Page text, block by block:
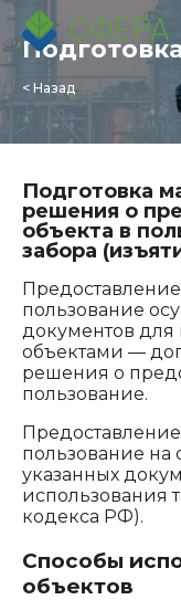
< Назад
Подготовка
решения о
объекта в
забора
пользование
документов
объектами —
решения о
пользование.
пользование на
указанных
использования
кодекса РФ).
Способы
объектов